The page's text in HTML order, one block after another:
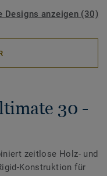
Designs anzeigen (30)
30 -
zeitlose Holz- und
Konstruktion für